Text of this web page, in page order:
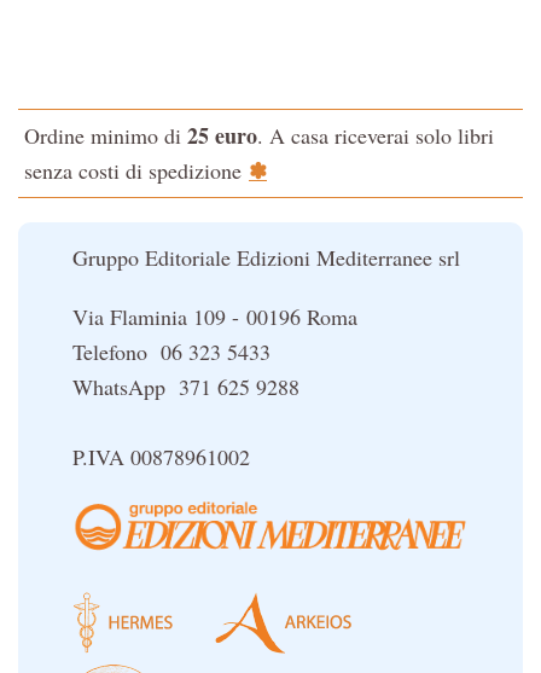
La Cabala
Il potere del serpente
Ordine minimo di 25 euro. A casa riceverai solo libri
senza costi di spedizione ✽
Gruppo Editoriale Edizioni Mediterranee srl
Via Flaminia 109 - 00196 Roma
Telefono 06 323 5433
WhatsApp 371 625 9288
P.IVA 00878961002